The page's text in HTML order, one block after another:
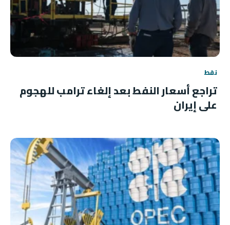
نفط
تراجع أسعار النفط بعد إلغاء ترامب للهجوم
على إيران